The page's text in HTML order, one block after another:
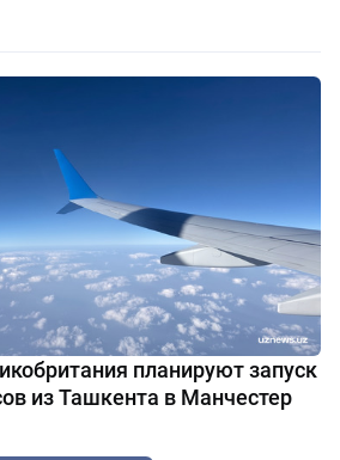
планируют запуск
из Ташкента в Манчестер